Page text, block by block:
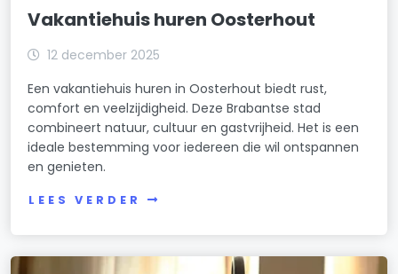
Vakantiehuis huren Oosterhout
12 december 2025
Een vakantiehuis huren in Oosterhout biedt rust,
comfort en veelzijdigheid. Deze Brabantse stad
combineert natuur, cultuur en gastvrijheid. Het is een
ideale bestemming voor iedereen die wil ontspannen
en genieten.
LEES VERDER